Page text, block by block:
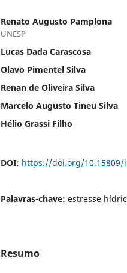
Renato Augusto Pamplona
UNESP
Lucas Dada Carascosa
Olavo Pimentel Silva
Renan de Oliveira Silva
Marcelo Augusto Tineu Silva
Hélio Grassi Filho
DOI: https://doi.org/10.15809/
Palavras-chave: estresse
Resumo